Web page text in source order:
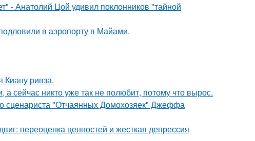
- Анатолий Цой удивил поклонников "тайной
в аэропорту в Майами.
Киану ривза.
сейчас никто уже так не полюбит, потому что вырос.
сценариста "Отчаянных Домохозяек" Джеффа
переоценка ценностей и жесткая депрессия